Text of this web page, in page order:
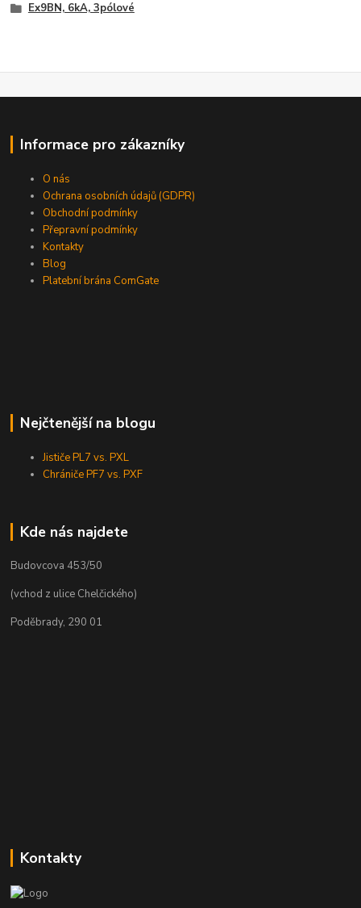
Ex9BN, 6kA, 3pólové
Informace pro zákazníky
O nás
Ochrana osobních údajů (GDPR)
Obchodní podmínky
Přepravní podmínky
Kontakty
Blog
Platební brána ComGate
Nejčtenější na blogu
Jističe PL7 vs. PXL
Chrániče PF7 vs. PXF
Kde nás najdete
Budovcova 453/50
(vchod z ulice Chelčického)
Poděbrady, 290 01
Kontakty